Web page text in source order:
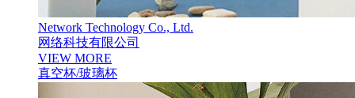
Network Technology Co., Ltd.
网络科技有限公司
VIEW MORE
真空杯/玻璃杯